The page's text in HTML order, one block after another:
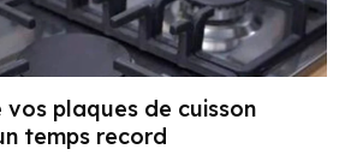
vos plaques de cuisson
temps record